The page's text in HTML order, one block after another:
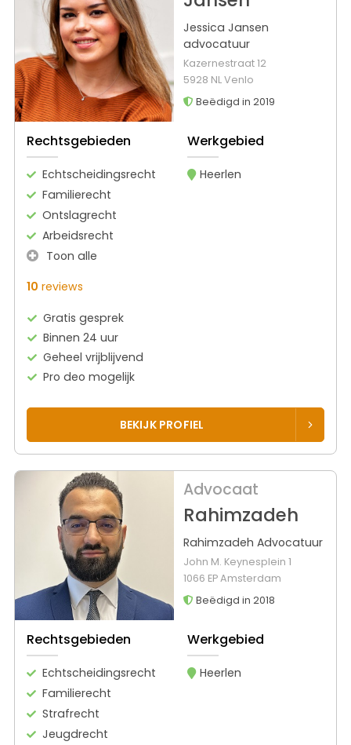
Jessica Jansen
advocatuur
Kazernestraat 12
5928 NL Venlo
Beëdigd in 2019
Rechtsgebieden
Echtscheidingsrecht
Familierecht
Ontslagrecht
Arbeidsrecht
Toon alle
Werkgebied
Heerlen
10 reviews
Gratis gesprek
Binnen 24 uur
Geheel vrijblijvend
Pro deo mogelijk
BEKIJK PROFIEL
Advocaat
Rahimzadeh
Rahimzadeh Advocatuur
John M. Keynesplein 1
1066 EP Amsterdam
Beëdigd in 2018
Rechtsgebieden
Echtscheidingsrecht
Familierecht
Strafrecht
Jeugdrecht
Werkgebied
Heerlen